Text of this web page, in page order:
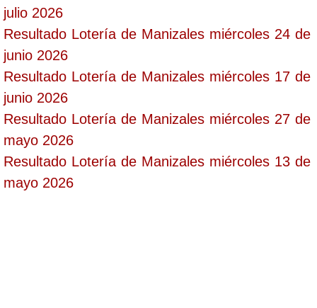
julio 2026
Resultado Lotería de Manizales miércoles 24 de
junio 2026
Resultado Lotería de Manizales miércoles 17 de
junio 2026
Resultado Lotería de Manizales miércoles 27 de
mayo 2026
Resultado Lotería de Manizales miércoles 13 de
mayo 2026